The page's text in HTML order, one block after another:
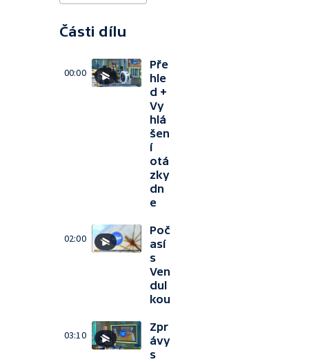
Části dílu
00:00
Pře
hle
d +
Vy
hlá
šen
í
otá
zky
dn
e
02:00
Poč
así
s
Ven
dul
kou
03:10
Zpr
ávy
s